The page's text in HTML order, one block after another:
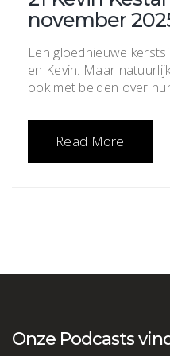
november
Een gloednieuwe
en Kevin. Maar
ook met beiden over
Read More
Onze Podcasts